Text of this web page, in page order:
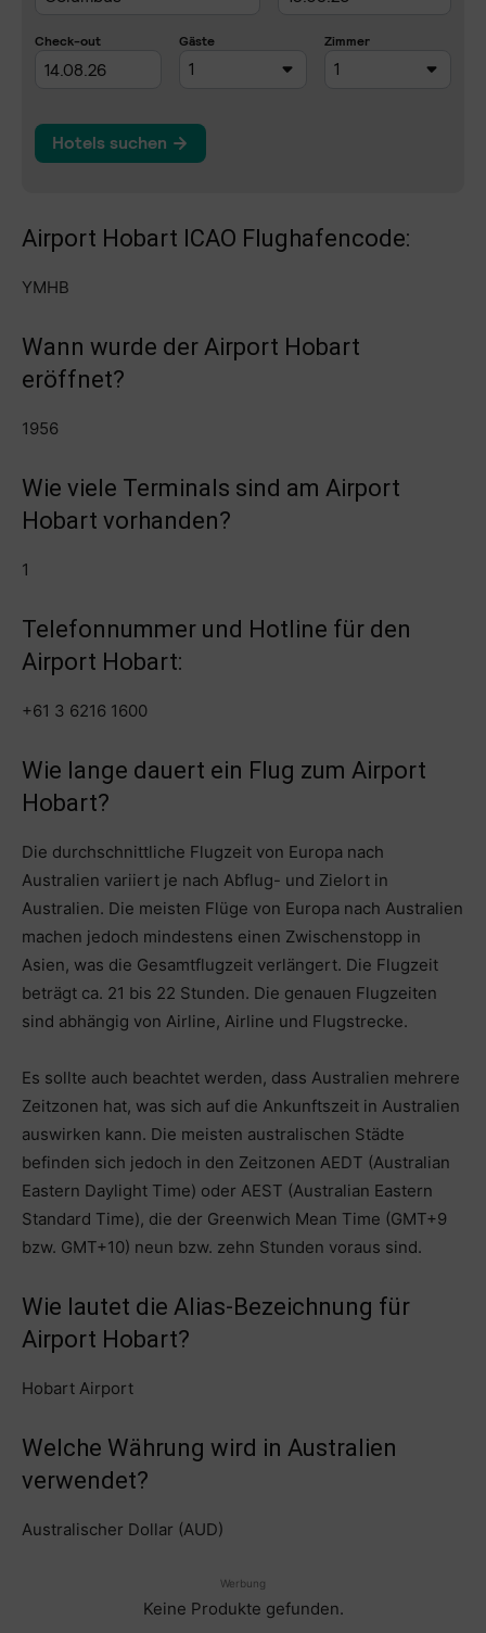
Airport Hobart ICAO Flughafencode:
YMHB
Wann wurde der Airport Hobart
eröffnet?
1956
Wie viele Terminals sind am Airport
Hobart vorhanden?
1
Telefonnummer und Hotline für den
Airport Hobart:
+61 3 6216 1600
Wie lange dauert ein Flug zum Airport
Hobart?
Die durchschnittliche Flugzeit von Europa nach
Australien variiert je nach Abflug- und Zielort in
Australien. Die meisten Flüge von Europa nach Australien
machen jedoch mindestens einen Zwischenstopp in
Asien, was die Gesamtflugzeit verlängert. Die Flugzeit
beträgt ca. 21 bis 22 Stunden. Die genauen Flugzeiten
sind abhängig von Airline, Airline und Flugstrecke.
Es sollte auch beachtet werden, dass Australien mehrere
Zeitzonen hat, was sich auf die Ankunftszeit in Australien
auswirken kann. Die meisten australischen Städte
befinden sich jedoch in den Zeitzonen AEDT (Australian
Eastern Daylight Time) oder AEST (Australian Eastern
Standard Time), die der Greenwich Mean Time (GMT+9
bzw. GMT+10) neun bzw. zehn Stunden voraus sind.
Wie lautet die Alias-Bezeichnung für
Airport Hobart?
Hobart Airport
Welche Währung wird in Australien
verwendet?
Australischer Dollar (AUD)
Werbung
Keine Produkte gefunden.